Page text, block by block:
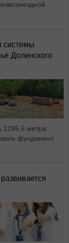
системы
Долинского
1295,6 метра
фундамент